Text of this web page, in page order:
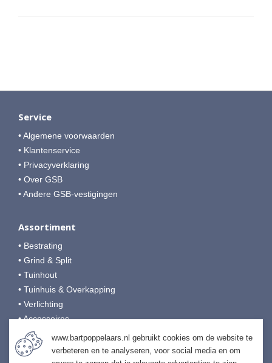
Service
• Algemene voorwaarden
• Klantenservice
• Privacyverklaring
• Over GSB
• Andere GSB-vestigingen
Assortiment
• Bestrating
• Grind & Split
• Tuinhout
• Tuinhuis & Overkapping
• Verlichting
• Accessoires
• Afwerking & Onderhoud
www.bartpoppelaars.nl gebruikt cookies om de website te
verbeteren en te analyseren, voor social media en om